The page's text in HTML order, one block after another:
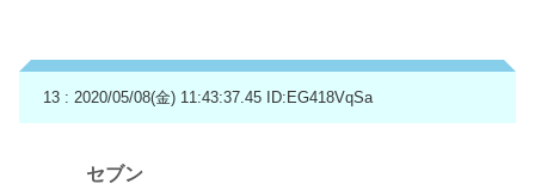
13 : 2020/05/08(金) 11:43:37.45 ID:EG418VqSa
セブン